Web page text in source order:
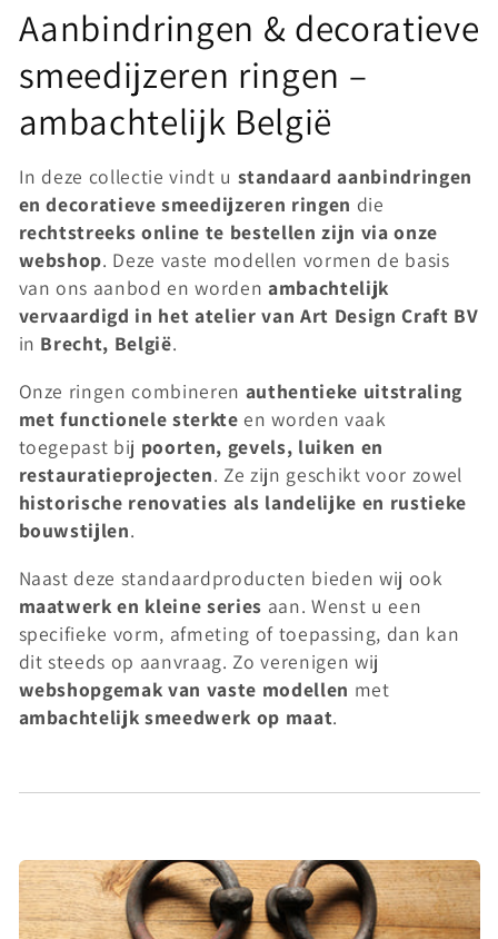
C
o
l
l
e
c
t
i
o
n
:
Aanbindringen & decoratieve
smeedijzeren ringen –
ambachtelijk België
In deze collectie vindt u standaard aanbindringen
en decoratieve smeedijzeren ringen die
rechtstreeks online te bestellen zijn via onze
webshop. Deze vaste modellen vormen de basis
van ons aanbod en wordenambachtelijk
vervaardigd in het atelier van Art Design Craft BV
in Brecht, België.
Onze ringen combineren authentieke uitstraling
met functionele sterkte en worden vaak
toegepast bij poorten, gevels, luiken en
restauratieprojecten. Ze zijn geschikt voor zowel
historische renovaties als landelijke en rustieke
bouwstijlen.
Naast deze standaardproducten bieden wij ook
maatwerk en kleine series aan. Wenst u een
specifieke vorm, afmeting of toepassing, dan kan
dit steeds op aanvraag. Zo verenigen wij
webshopgemak van vaste modellen met
ambachtelijk smeedwerk op maat.